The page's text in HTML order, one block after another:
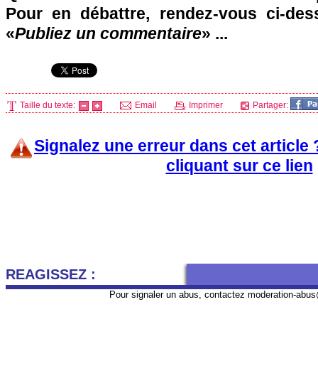
Pour en débattre, rendez-vous ci-
«Publiez un commentaire» ...
Taille du texte: Email Imprimer Partager:
Signalez une erreur dans cet article
cliquant sur ce lien
REAGISSEZ :
Pour signaler un abus, contactez moderation-